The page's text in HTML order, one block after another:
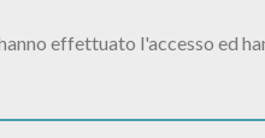
effettuato l'accesso ed